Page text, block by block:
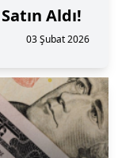
Aldı!
03 Şubat 2026